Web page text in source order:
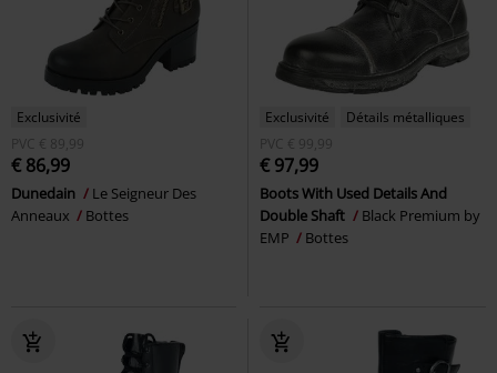
Exclusivité
PVC € 89,99
€ 86,99
Dunedain
Le Seigneur Des
Anneaux
Bottes
Exclusivité
Détails métalliques
PVC € 99,99
€ 97,99
Boots With Used Details And
Double Shaft
Black Premium by
EMP
Bottes